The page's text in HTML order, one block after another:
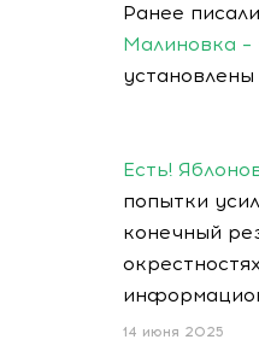
Ранее
Малиновка –
Есть!
попытки
конечный
14 июня 2025